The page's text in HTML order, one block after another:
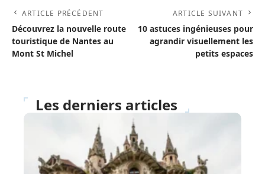
ARTICLE PRÉCÉDENT
Découvrez la nouvelle route
touristique de Nantes au
Mont St Michel
ARTICLE SUIVANT
10 astuces ingénieuses pour
agrandir visuellement les
petits espaces
Les derniers articles